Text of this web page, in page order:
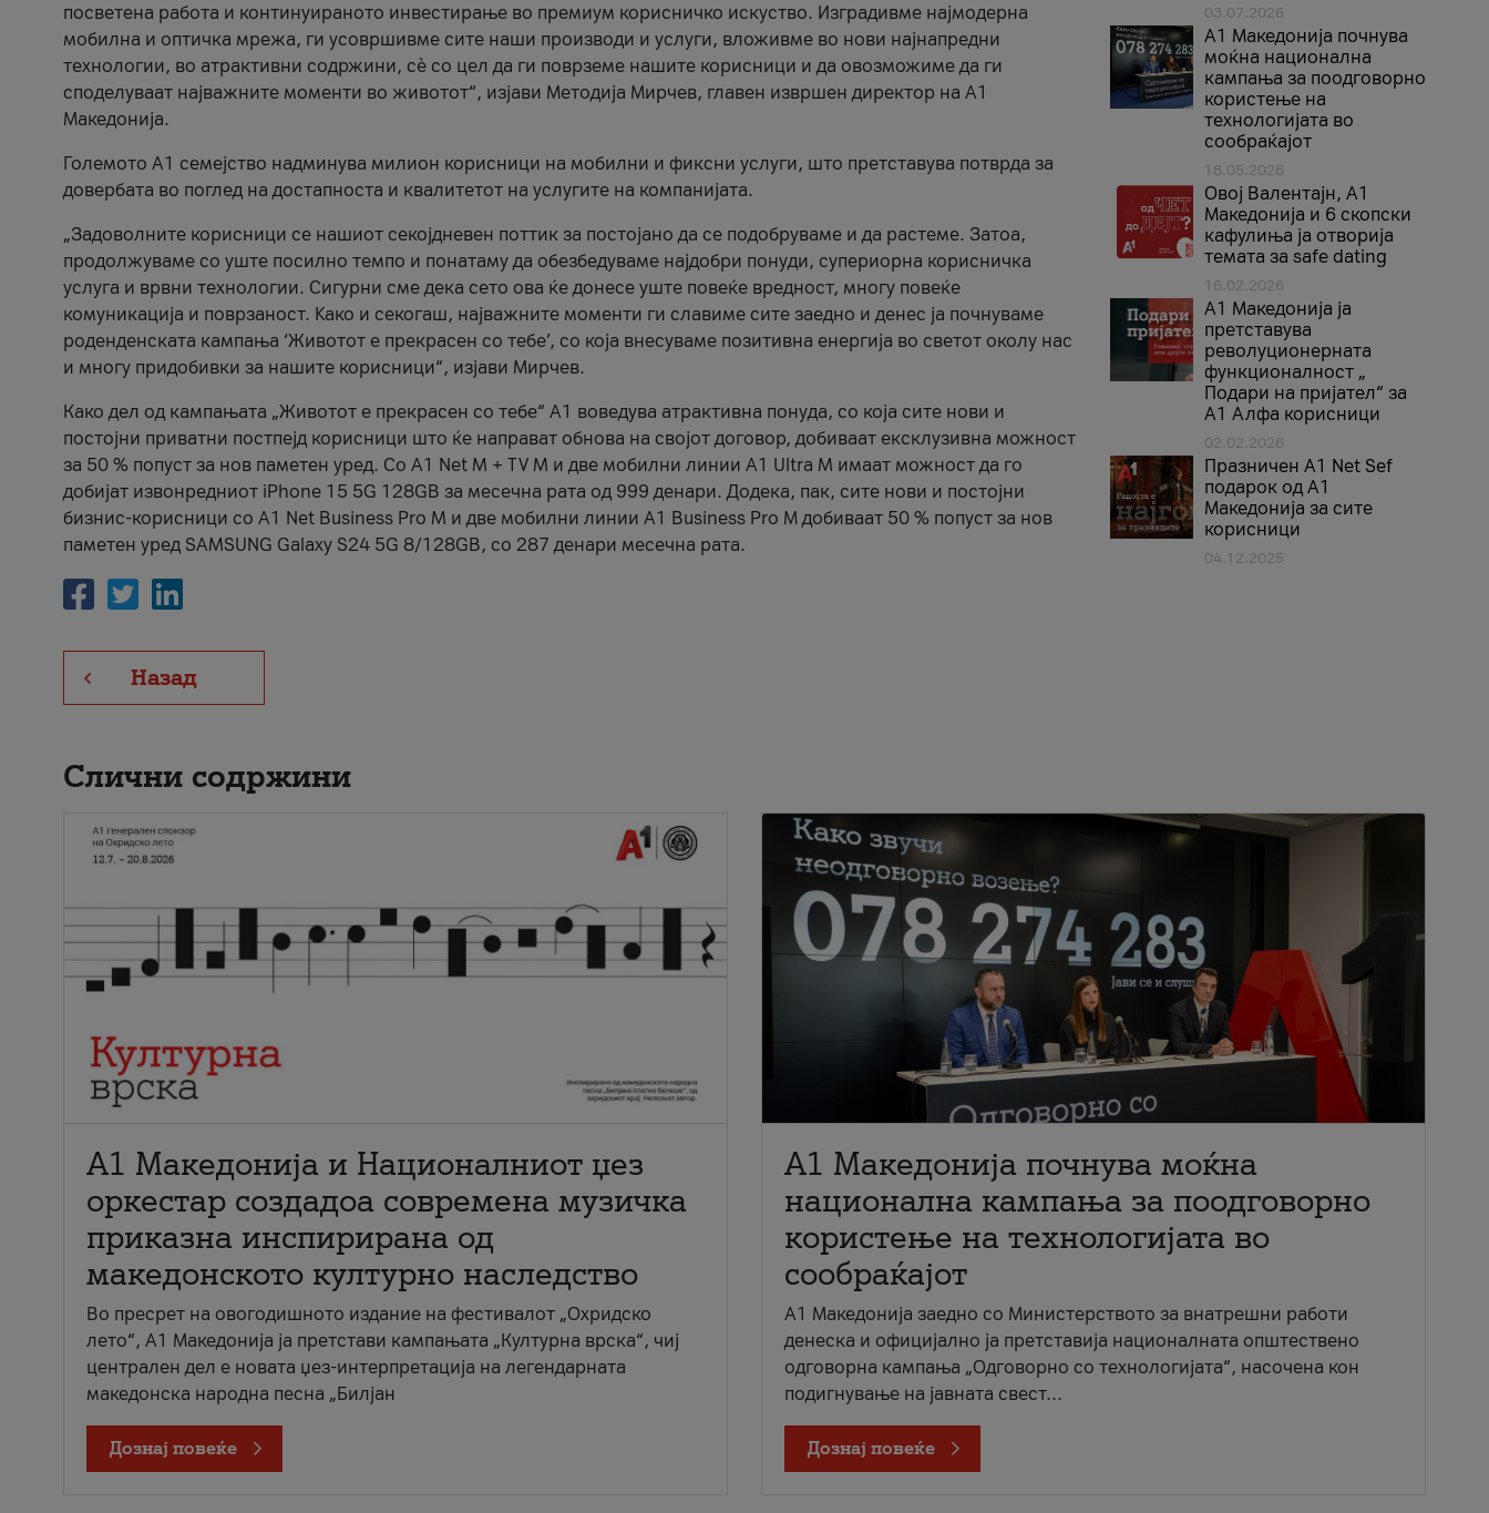
посветена работа и континуираното инвестирање во премиум корисничко искуство. Изградивме најмодерна
мобилна и оптичка мрежа, ги усовршивме сите наши производи и услуги, вложивме во нови најнапредни
технологии, во атрактивни содржини, сè со цел да ги поврземе нашите корисници и да овозможиме да ги
споделуваат најважните моменти во животот“, изјави Методија Мирчев, главен извршен директор на А1
Македонија.
Големото А1 семејство надминува милион корисници на мобилни и фиксни услуги, што претставува потврда за
довербата во поглед на достапноста и квалитетот на услугите на компанијата.
„Задоволните корисници се нашиот секојдневен поттик за постојано да се подобруваме и да растеме. Затоа,
продолжуваме со уште посилно темпо и понатаму да обезбедуваме најдобри понуди, супериорна корисничка
услуга и врвни технологии. Сигурни сме дека сето ова ќе донесе уште повеќе вредност, многу повеќе
комуникација и поврзаност. Kако и секогаш, најважните моменти ги славиме сите заедно и денес ја почнуваме
роденденската кампања ‘Животот е прекрасен со тебе’, со која внесуваме позитивна енергија во светот околу нас
и многу придобивки за нашите корисници“, изјави Мирчев.
Како дел од кампањата „Животот е прекрасен со тебе“ А1 воведува атрактивна понуда, со која сите нови и
постојни приватни постпејд корисници што ќе направат обнова на својот договор, добиваат ексклузивна можност
за 50 % попуст за нов паметен уред. Со А1 Net M + TV M и две мобилни линии A1 Ultra M имаат можност да го
добијат извонредниот iPhone 15 5G 128GB за месечна рата од 999 денари. Додека, пак, сите нови и постојни
бизнис-корисници со А1 Net Business Pro M и две мобилни линии А1 Business Pro М добиваат 50 % попуст за нов
паметен уред SAMSUNG Galaxy S24 5G 8/128GB, со 287 денари месечна рата.
Назад
03.07.2026
A1 Македонија почнува
моќна национална
кампања за поодговорно
користење на
технологијата во
сообраќајот
18.05.2026
Овој Валентајн, A1
Македонија и 6 скопски
кафулиња ја отворија
темата за safe dating
16.02.2026
А1 Македонија ја
претставува
револуционерната
функционалност „
Подари на пријател“ за
А1 Алфа корисници
02.02.2026
Празничен A1 Net Sеf
подарок од А1
Македонија за сите
корисници
04.12.2025
Слични содржини
А1 Македонија и Националниот џез
оркестар создадоа современа музичка
приказна инспирирана од
македонското културно наследство
Во пресрет на овогодишното издание на фестивалот „Охридско
лето“, А1 Македонија ја претстави кампањата „Културна врска“, чиј
централен дел е новата џез-интерпретација на легендарната
македонска народна песна „Билјан
Дознај повеќе
A1 Македонија почнува моќна
национална кампања за поодговорно
користење на технологијата во
сообраќајот
A1 Македонија заедно со Министерството за внатрешни работи
денеска и официјално ја претставија националната општествено
одговорна кампања „Одговорно со технологијата“, насочена кон
подигнување на јавната свест...
Дознај повеќе